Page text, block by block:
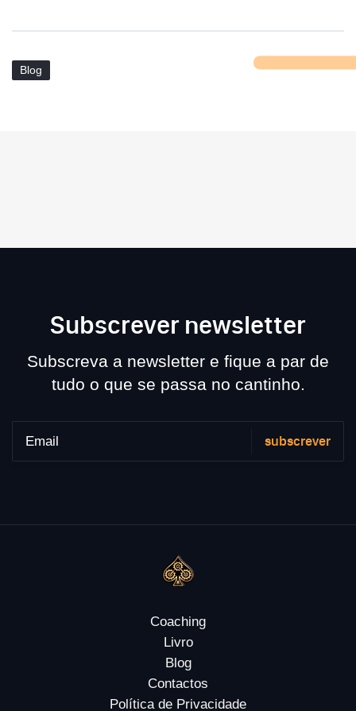
Blog
Subscrever newsletter
Subscreva a newsletter e fique a par de
tudo o que se passa no cantinho.
Coaching
Livro
Blog
Contactos
Política de Privacidade